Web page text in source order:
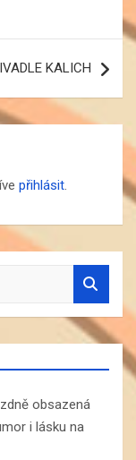
KALICH
přihlásit.
obsazená
i lásku na